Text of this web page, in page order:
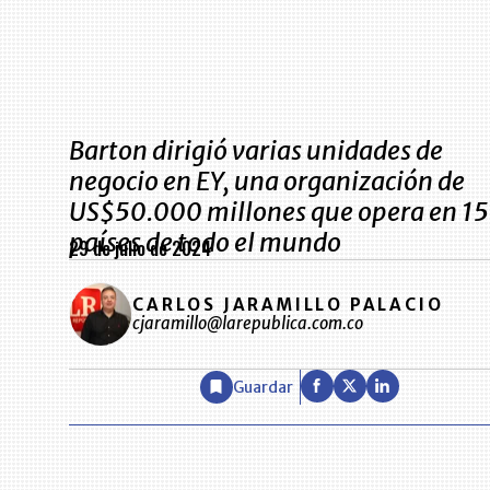
Barton dirigió varias unidades de
negocio en EY, una organización de
US$50.000 millones que opera en
países de todo el mundo
29 de julio de 2024
CARLOS JARAMILLO PALACIO
cjaramillo@larepublica.com.co
Guardar